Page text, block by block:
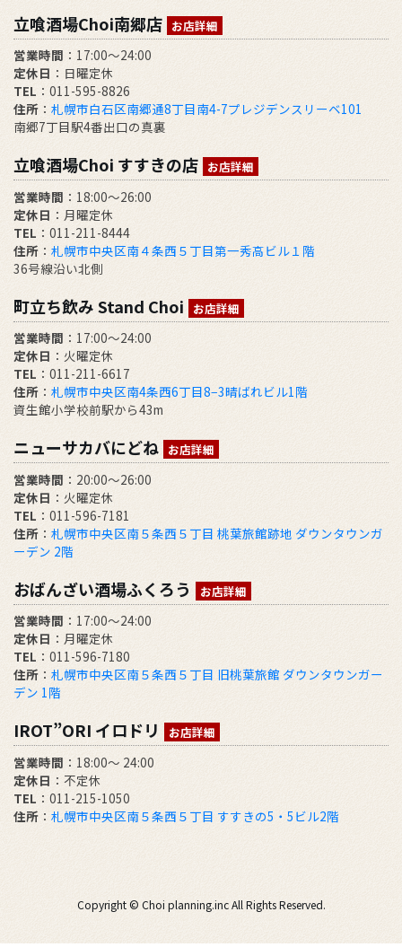
立喰酒場Choi南郷店 お店詳細
営業時間 ：17:00～24:00
定休日 ：日曜定休
TEL ：011-595-8826
住所 ： 札幌市白石区南郷通8丁目南4-7プレジデンスリーベ101
南郷7丁目駅4番出口の真裏
立喰酒場Choi すすきの店 お店詳細
営業時間 ：18:00～26:00
定休日 ：月曜定休
TEL ：011-211-8444
住所 ： 札幌市中央区南４条西５丁目第一秀高ビル１階
36号線沿い北側
町立ち飲み Stand Choi お店詳細
営業時間 ：17:00〜24:00
定休日 ：火曜定休
TEL ：011-211-6617
住所 ： 札幌市中央区南4条西6丁目8−3晴ばれビル1階
資生館小学校前駅から43m
ニューサカバにどね お店詳細
営業時間 ：20:00～26:00
定休日 ：火曜定休
TEL ：011-596-7181
住所 ： 札幌市中央区南５条西５丁目 桃葉旅館跡地 ダウンタウンガ
ーデン 2階
おばんざい酒場ふくろう お店詳細
営業時間 ：17:00～24:00
定休日 ：月曜定休
TEL ：011-596-7180
住所 ： 札幌市中央区南５条西５丁目 旧桃葉旅館 ダウンタウンガー
デン 1階
IROT”ORI イロドリ お店詳細
営業時間 ：18:00～ 24:00
定休日 ：不定休
TEL ：011-215-1050
住所 ： 札幌市中央区南５条西５丁目 すすきの5・5ビル2階
Copyright © Choi planning.inc All Rights Reserved.